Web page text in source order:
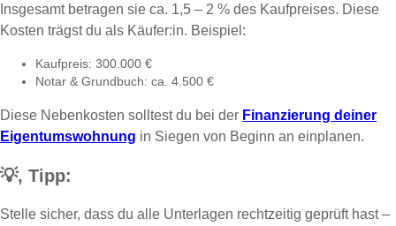
Insgesamt betragen sie ca. 1,5 – 2 % des Kaufpreises. Diese
Kosten trägst du als Käufer:in. Beispiel:
Kaufpreis: 300.000 €
Notar & Grundbuch: ca. 4.500 €
Diese Nebenkosten solltest du bei der Finanzierung deiner
Eigentumswohnung in Siegen von Beginn an einplanen.
💡, Tipp:
Stelle sicher, dass du alle Unterlagen rechtzeitig geprüft hast –